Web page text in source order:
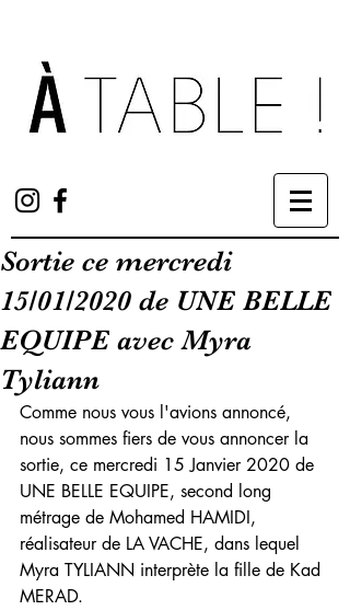
Sortie ce mercredi
15/01/2020 de UNE BELLE
EQUIPE avec Myra
Tyliann
Comme nous vous l'avions annoncé,
nous sommes fiers de vous annoncer la
sortie, ce mercredi 15 Janvier 2020 de
UNE BELLE EQUIPE, second long
métrage de Mohamed HAMIDI,
réalisateur de LA VACHE, dans lequel
Myra TYLIANN interprète la fille de Kad
MERAD.